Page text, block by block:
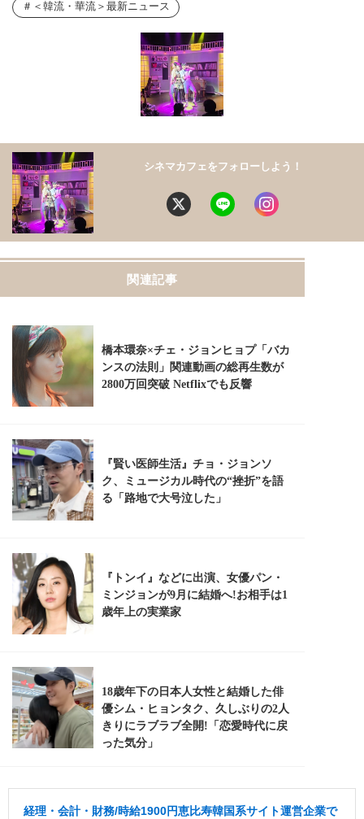
＜韓流・華流＞最新ニュース
シネマカフェをフォローしよう！
経理・会計・財務/時給1900円恵比寿韓国系サイト運営企業で